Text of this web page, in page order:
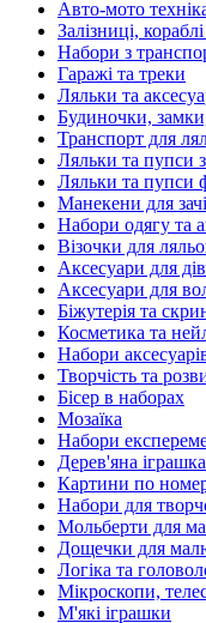
Авто-мото
Залізниці, кораблі
Набори з
Гаражі та треки
Ляльки та
Будиночки,
Транспорт для
Ляльки та пупси
Ляльки та пупси
Манекени для
Набори одягу та
Візочки для
Аксесуари для
Аксесуари для
Біжутерія та
Косметика та
Набори
Творчість та
Бісер в наборах
Мозаїка
Набори
Дерев'яна іграшка
Картини по
Набори для
Мольберти для
Дощечки для
Логіка та
Мікроскопи,
М'які іграшки